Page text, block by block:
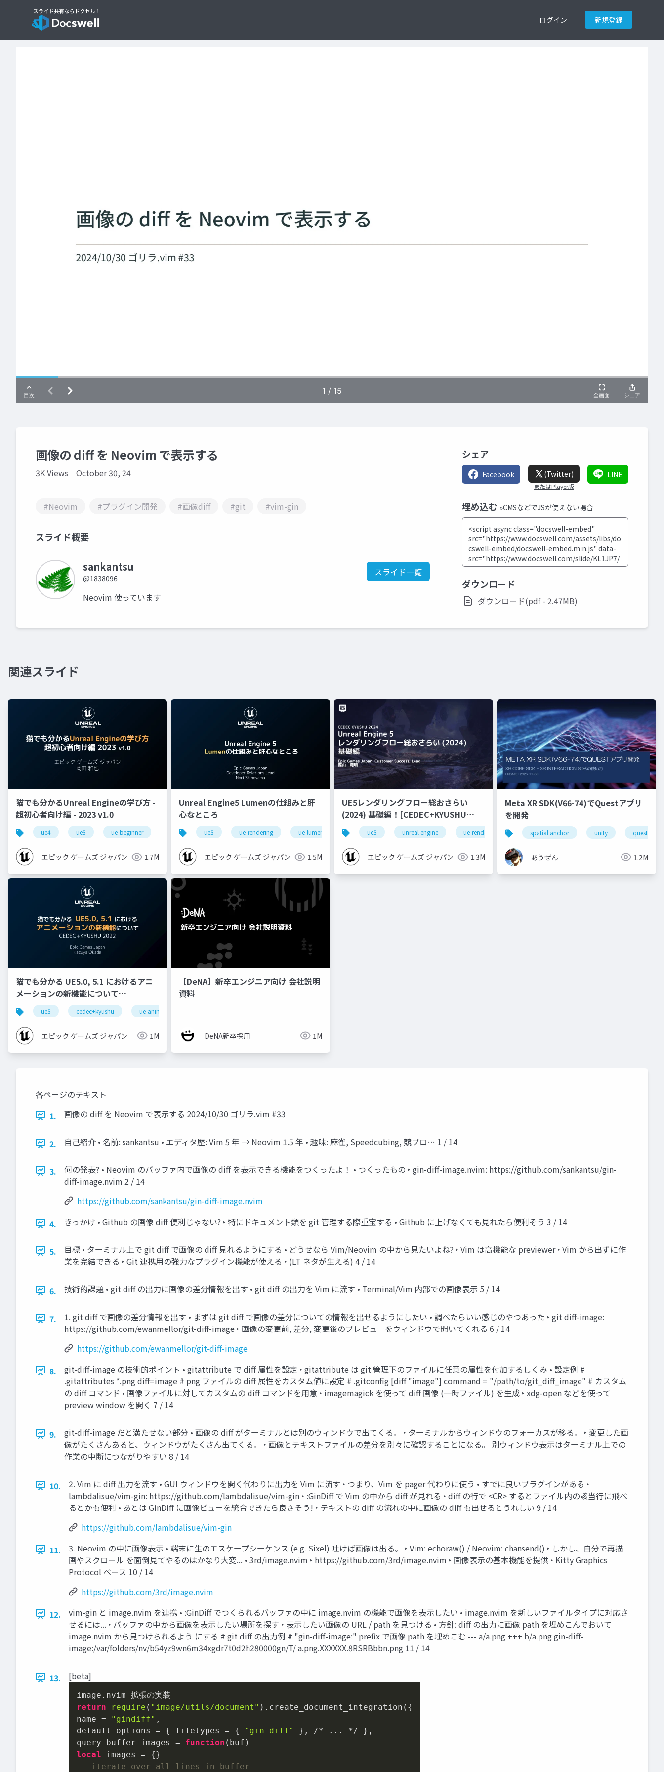
ログイン 新規登録
画像の diff を Neovim で表示する
3K Views October 30, 24
#Neovim #プラグイン開発 #画像diff #git #vim-gin
スライド概要
sankantsu
@1838096
スライド一覧
Neovim 使っています
シェア
Facebook (Twitter)
またはPlayer版
LINE
埋め込む »CMSなどでJSが使えない場合
ダウンロード
ダウンロード(pdf - 2.47MB)
関連スライド
猫でも分かるUnreal Engineの学び方 -
超初心者向け編 - 2023 v1.0
ue4 ue5 ue-beginner
エピック ゲームズ ジャパン 1.7M
Unreal Engine5 Lumenの仕組みと肝
心なところ
ue5 ue-rendering ue-lumen
エピック ゲームズ ジャパン 1.5M
UE5レンダリングフロー総おさらい
(2024) 基礎編！[CEDEC+KYUSHU
2024] ue5 unreal engine ue-rendering
エピック ゲームズ ジャパン 1.3M
Meta XR SDK(V66-74)でQuestアプリ
を開発
spatial anchor unity quest pro
あうぜん 1.2M
猫でも分かる UE5.0, 5.1 におけるアニ
メーションの新機能について
【CEDEC+KYUSHU 2022】
ue5 cedec+kyushu ue-animation
エピック ゲームズ ジャパン 1M
【DeNA】新卒エンジニア向け 会社説明
資料
DeNA新卒採用 1M
各ページのテキスト
1.
画像の diff を Neovim で表示する 2024/10/30 ゴリラ.vim #33
2. 自己紹介 • 名前: sankantsu • エディタ歴: Vim 5 年 → Neovim 1.5 年 • 趣味: 麻雀, Speedcubing, 競プロ… 1 / 14
3.
何の発表? • Neovim のバッファ内で画像の diff を表示できる機能をつくったよ！ • つくったもの ‣ gin-diff-image.nvim: https://github.com/sankantsu/gin-
diff-image.nvim 2 / 14
https://github.com/sankantsu/gin-diff-image.nvim
4.
きっかけ • Github の画像 diff 便利じゃない? ‣ 特にドキュメント類を git 管理する際重宝する • Github に上げなくても見れたら便利そう 3 / 14
5.
目標 • ターミナル上で git diff で画像の diff 見れるようにする • どうせなら Vim/Neovim の中から見たいよね? ‣ Vim は高機能な previewer ‣ Vim から出ずに作
業を完結できる ‣ Git 連携用の強力なプラグイン機能が使える ‣ (LT ネタが生える) 4 / 14
6. 技術的課題 • git diff の出力に画像の差分情報を出す • git diff の出力を Vim に流す • Terminal/Vim 内部での画像表示 5 / 14
7.
1. git diff で画像の差分情報を出す • まずは git diff で画像の差分についての情報を出せるようにしたい • 調べたらいい感じのやつあった ‣ git diff-image:
https://github.com/ewanmellor/git-diff-image ‣ 画像の変更前, 差分, 変更後のプレビューをウィンドウで開いてくれる 6 / 14
https://github.com/ewanmellor/git-diff-image
8.
git-diff-image の技術的ポイント • gitattribute で diff 属性を設定 ‣ gitattribute は git 管理下のファイルに任意の属性を付加するしくみ • 設定例 #
.gitattributes *.png diff=image # png ファイルの diff 属性をカスタム値に設定 # .gitconfig [diff "image"] command = "/path/to/git_diff_image" # カスタム
の diff コマンド • 画像ファイルに対してカスタムの diff コマンドを用意 ‣ imagemagick を使って diff 画像 (一時ファイル) を生成 ‣ xdg-open などを使って
preview window を開く 7 / 14
9.
git-diff-image だと満たせない部分 • 画像の diff がターミナルとは別のウィンドウで出てくる。 ‣ ターミナルからウィンドウのフォーカスが移る。 ‣ 変更した画
像がたくさんあると、ウィンドウがたくさん出てくる。 ‣ 画像とテキストファイルの差分を別々に確認することになる。 別ウィンドウ表示はターミナル上での
作業の中断につながりやすい 8 / 14
10.
2. Vim に diff 出力を流す • GUI ウィンドウを開く代わりに出力を Vim に流す ‣ つまり、Vim を pager 代わりに使う • すでに良いプラグインがある ‣
lambdalisue/vim-gin: https://github.com/lambdalisue/vim-gin ‣ :GinDiff で Vim の中から diff が見れる ‣ diff の行で <CR> するとファイル内の該当行に飛べ
るとかも便利 • あとは GinDiff に画像ビューを統合できたら良さそう! ‣ テキストの diff の流れの中に画像の diff も出せるとうれしい 9 / 14
https://github.com/lambdalisue/vim-gin
11.
3. Neovim の中に画像表示 • 端末に生のエスケープシーケンス (e.g. Sixel) 吐けば画像は出る。 ‣ Vim: echoraw() / Neovim: chansend() ‣ しかし、自分で再描
画やスクロール を面倒見てやるのはかなり大変... • 3rd/image.nvim ‣ https://github.com/3rd/image.nvim ‣ 画像表示の基本機能を提供 ‣ Kitty Graphics
Protocol ベース 10 / 14
https://github.com/3rd/image.nvim
12.
vim-gin と image.nvim を連携 • :GinDiff でつくられるバッファの中に image.nvim の機能で画像を表示したい • image.nvim を新しいファイルタイプに対応さ
せるには... ‣ バッファの中から画像を表示したい場所を探す ‣ 表示したい画像の URL / path を見つける • 方針: diff の出力に画像 path を埋めこんでおいて
image.nvim から見つけられるよう にする # git diff の出力例 # "gin-diff-image:" prefix で画像 path を埋めこむ --- a/a.png +++ b/a.png gin-diff-
image:/var/folders/nv/b54yz9wn6m34xgdr7t0d2h280000gn/T/ a.png.XXXXXX.8RSRBbbn.png 11 / 14
13. [beta]
return
require ( "image/utils/document" ).create_document_integration({
name =
"gindiff" ,
default_options = { filetypes = {
"gin-diff"
}, /* ... */ },
query_buffer_images = function (buf)
local
-- iterate over all lines in buffer